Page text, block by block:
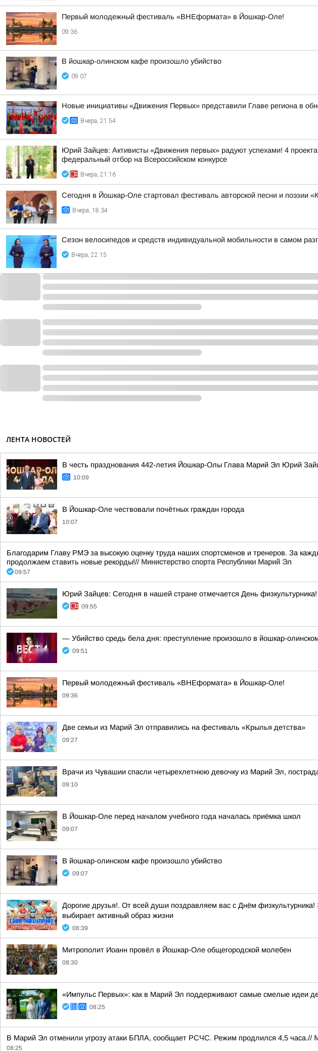
Первый молодежный фестиваль «ВНЕформата» в Йошкар-Оле!
09:36
В йошкар-олинском кафе произошло убийство
09:07
Новые инициативы «Движения Первых» представили Главе региона в
Вчера, 21:54
Юрий Зайцев: Активисты «Движения первых» радуют успехами! 4
федеральный отбор на Всероссийском конкурсе
Вчера, 21:16
Сегодня в Йошкар-Оле стартовал фестиваль авторской песни и поэзии
Вчера, 18:34
Сезон велосипедов и средств индивидуальной мобильности в самом
Вчера, 22:15
ЛЕНТА НОВОСТЕЙ
В честь празднования 442-летия Йошкар-Олы Глава Марий Эл Юрий
10:09
В Йошкар-Оле чествовали почётных граждан города
10:07
Благодарим Главу РМЭ за высокую оценку труда наших спортсменов и тренеров. За
продолжаем ставить новые рекорды!// Министерство спорта Республики Марий Эл
09:57
Юрий Зайцев: Сегодня в нашей стране отмечается День физкультурника!
09:55
— Убийство средь бела дня: преступление произошло в йошкар-
09:51
Первый молодежный фестиваль «ВНЕформата» в Йошкар-Оле!
09:36
Две семьи из Марий Эл отправились на фестиваль «Крылья детства»
09:27
Врачи из Чувашии спасли четырехлетнюю девочку из Марий Эл,
09:10
В Йошкар-Оле перед началом учебного года началась приёмка школ
09:07
В йошкар-олинском кафе произошло убийство
09:07
Дорогие друзья!. От всей души поздравляем вас с Днём
выбирает активный образ жизни
08:39
Митрополит Иоанн провёл в Йошкар-Оле общегородской молебен
08:30
«Импульс Первых»: как в Марий Эл поддерживают самые смелые идеи
08:25
В Марий Эл отменили угрозу атаки БПЛА, сообщает РСЧС. Режим продлился 4,5 часа.//
08:25